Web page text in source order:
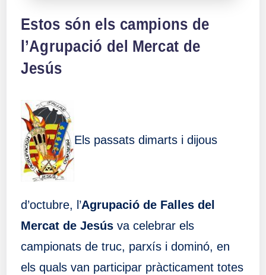
Estos són els campions de
l’Agrupació del Mercat de
Jesús
Els passats dimarts i dijous
d’octubre, l’Agrupació de Falles del
Mercat de Jesúsva celebrar els
campionats de truc, parxís i dominó, en
els quals van participar pràcticament totes